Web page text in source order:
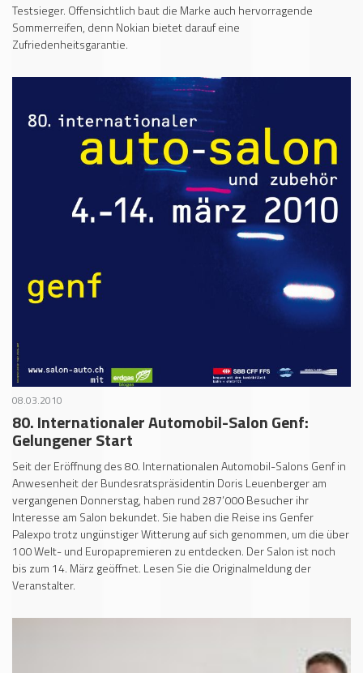
Testsieger. Offensichtlich baut die Marke auch hervorragende
Sommerreifen, denn Nokian bietet darauf eine
Zufriedenheitsgarantie.
08.03.2010
80. Internationaler Automobil-Salon Genf:
Gelungener Start
Seit der Eröffnung des 80. Internationalen Automobil-Salons Genf in
Anwesenheit der Bundesratspräsidentin Doris Leuenberger am
vergangenen Donnerstag, haben rund 287’000 Besucher ihr
Interesse am Salon bekundet. Sie haben die Reise ins Genfer
Palexpo trotz ungünstiger Witterung auf sich genommen, um die über
100 Welt- und Europapremieren zu entdecken. Der Salon ist noch
bis zum 14. März geöffnet. Lesen Sie die Originalmeldung der
Veranstalter.